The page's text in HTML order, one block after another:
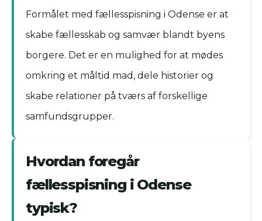
Formålet med fællesspisning i Odense er at
skabe fællesskab og samvær blandt byens
borgere. Det er en mulighed for at mødes
omkring et måltid mad, dele historier og
skabe relationer på tværs af forskellige
samfundsgrupper.
Hvordan foregår
fællesspisning i Odense
typisk?